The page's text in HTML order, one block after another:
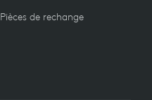
Pièces de rechange